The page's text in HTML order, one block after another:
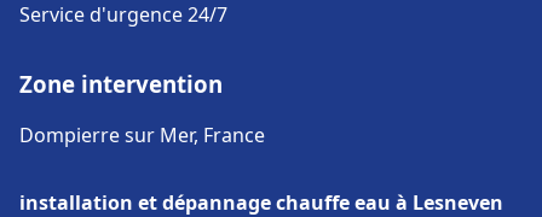
Service d'urgence 24/7
Zone intervention
Dompierre sur Mer, France
installation et dépannage chauffe eau à Lesneven